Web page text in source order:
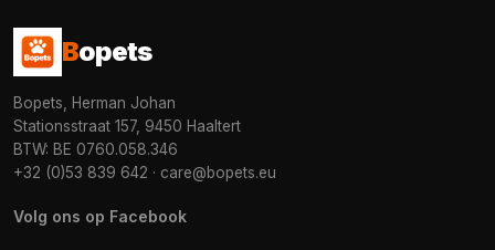
Bopets
Bopets, Herman Johan
Stationsstraat 157, 9450 Haaltert
BTW: BE 0760.058.346
+32 (0)53 839 642 · care@bopets.eu
Volg ons op Facebook